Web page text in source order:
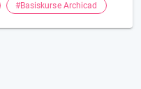
#Basiskurse Archicad